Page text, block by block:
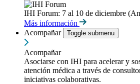
IHI Forum: 7 al 10 de diciembre
Más información
Acompañar
Toggle submenu
Acompañar
Asociarse con IHI para acelerar y
atención médica a través de
iniciativas colaborativas.